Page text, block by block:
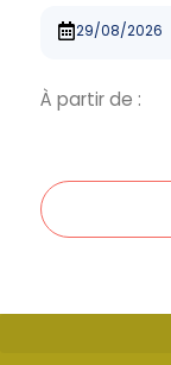
29/08/2026
À partir de :